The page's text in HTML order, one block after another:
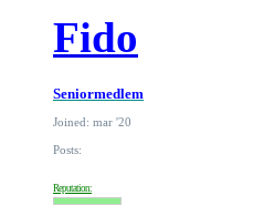
Fido
Seniormedlem
Joined: mar '20
Posts:
Reputation: